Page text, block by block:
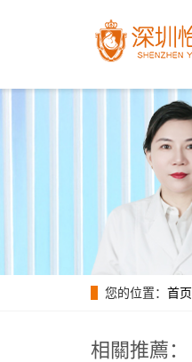
您的位置： 首页
相關推薦：